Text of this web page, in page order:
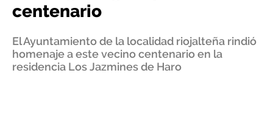
centenario
El Ayuntamiento de la localidad riojalteña rindió
homenaje a este vecino centenario en la
residencia Los Jazmines de Haro